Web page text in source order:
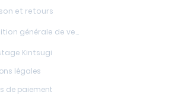
et retours
Condition générale de vente
Kintsugi
légales
de paiement